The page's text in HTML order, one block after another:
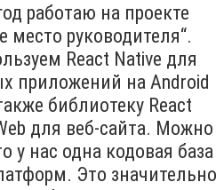
работаю на проекте
место руководителя“.
React Native для
приложений на Android
библиотеку React
для веб-сайта. Можно
у нас одна кодовая база
Это значительно